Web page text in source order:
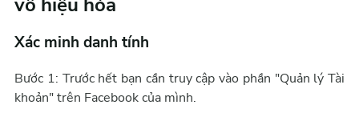
Xác minh danh tính
Bước 1: Trước hết bạn cần truy cập vào phần "Quản lý Tài
khoản" trên Facebook của mình.